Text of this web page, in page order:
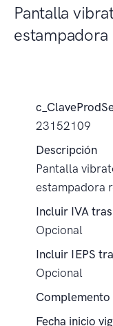
Pantalla
23152109
Descripción
Pantalla
estampadora
Incluir IVA
Opcional
Incluir IEPS
Opcional
Fecha inicio